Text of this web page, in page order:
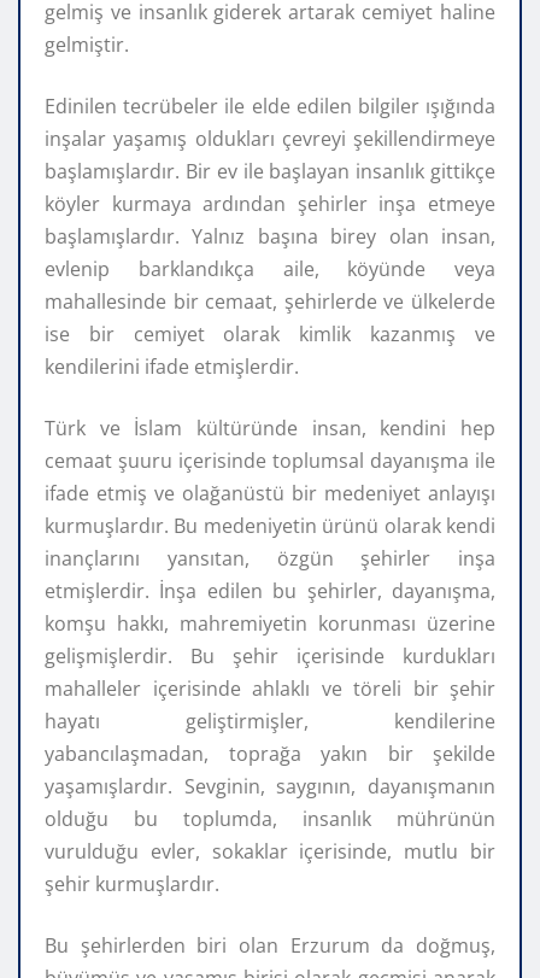
gelmiş ve insanlık giderek artarak cemiyet haline
gelmiştir.
Edinilen tecrübeler ile elde edilen bilgiler ışığında
inşalar yaşamış oldukları çevreyi şekillendirmeye
başlamışlardır. Bir ev ile başlayan insanlık gittikçe
köyler kurmaya ardından şehirler inşa etmeye
başlamışlardır. Yalnız başına birey olan insan,
evlenip barklandıkça aile, köyünde veya
mahallesinde bir cemaat, şehirlerde ve ülkelerde
ise bir cemiyet olarak kimlik kazanmış ve
kendilerini ifade etmişlerdir.
Türk ve İslam kültüründe insan, kendini hep
cemaat şuuru içerisinde toplumsal dayanışma ile
ifade etmiş ve olağanüstü bir medeniyet anlayışı
kurmuşlardır. Bu medeniyetin ürünü olarak kendi
inançlarını yansıtan, özgün şehirler inşa
etmişlerdir. İnşa edilen bu şehirler, dayanışma,
komşu hakkı, mahremiyetin korunması üzerine
gelişmişlerdir. Bu şehir içerisinde kurdukları
mahalleler içerisinde ahlaklı ve töreli bir şehir
hayatı geliştirmişler, kendilerine
yabancılaşmadan, toprağa yakın bir şekilde
yaşamışlardır. Sevginin, saygının, dayanışmanın
olduğu bu toplumda, insanlık mührünün
vurulduğu evler, sokaklar içerisinde, mutlu bir
şehir kurmuşlardır.
Bu şehirlerden biri olan Erzurum da doğmuş,